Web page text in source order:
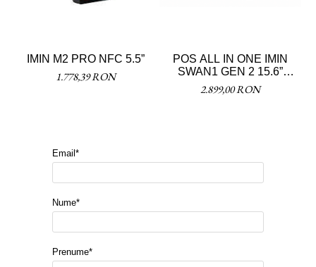
IMIN M2 PRO NFC 5.5”
1.778,39 RON
POS ALL IN ONE IMIN
SWAN1 GEN 2 15.6”
(4+64GB)
2.899,00 RON
Email*
Nume*
Prenume*